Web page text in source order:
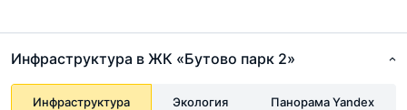
Инфраструктура в ЖК «Бутово парк 2»
Инфраструктура Экология Панорама Yandex